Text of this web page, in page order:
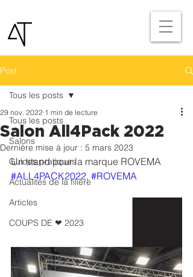
Post
Tous les posts
Salons
Guides pratiques
Actualités de la filière
Articles
COUPS DE ❤ 2023
Tous les posts
Salon All4Pack 2022
29 nov. 2022 1 min de lecture
Dernière mise à jour : 5 mars 2023
Un stand pour la marque ROVEMA
#ALL4PACK2022, #ROVEMA